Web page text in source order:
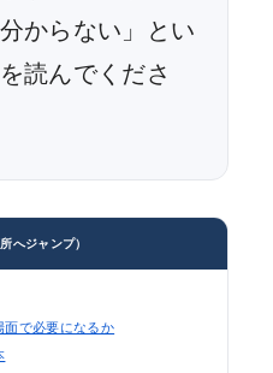
からない」とい
読んでくださ
へジャンプ）
面で必要になるか